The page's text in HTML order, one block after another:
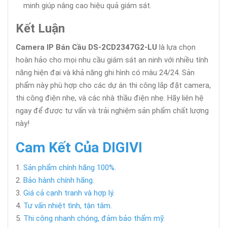
minh giúp nâng cao hiệu quả giám sát.
Kết Luận
Camera IP Bán Cầu DS-2CD2347G2-LU là lựa chọn
hoàn hảo cho mọi nhu cầu giám sát an ninh với nhiều tính
năng hiện đại và khả năng ghi hình có màu 24/24. Sản
phẩm này phù hợp cho các dự án thi công lắp đặt camera,
thi công điện nhẹ, và các nhà thầu điện nhẹ. Hãy liên hệ
ngay để được tư vấn và trải nghiệm sản phẩm chất lượng
này!
Cam Kết Của DIGIVI
Sản phẩm chính hãng 100%.
Bảo hành chính hãng.
Giá cả cạnh tranh và hợp lý.
Tư vấn nhiệt tình, tận tâm.
Thi công nhanh chóng, đảm bảo thẩm mỹ.